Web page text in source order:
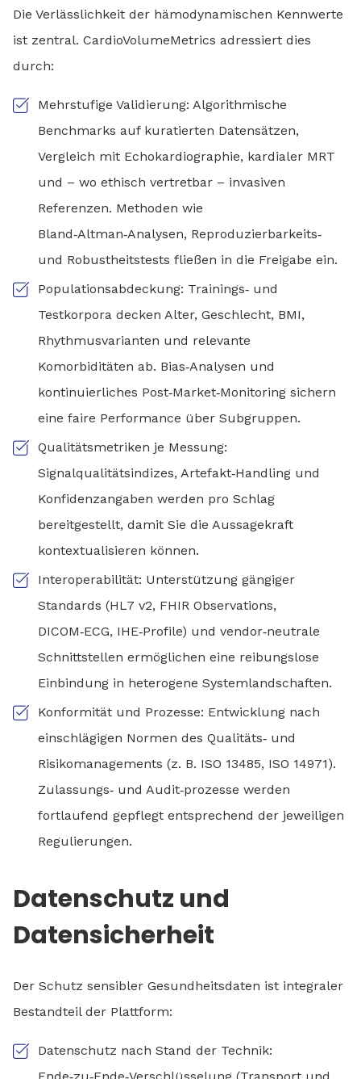
Die Verlässlichkeit der hämodynamischen Kennwerte
ist zentral. CardioVolumeMetrics adressiert dies
durch:
Mehrstufige Validierung: Algorithmische
Benchmarks auf kuratierten Datensätzen,
Vergleich mit Echokardiographie, kardialer MRT
und – wo ethisch vertretbar – invasiven
Referenzen. Methoden wie
Bland‑Altman‑Analysen, Reproduzierbarkeits‑
und Robustheitstests fließen in die Freigabe ein.
Populationsabdeckung: Trainings‑ und
Testkorpora decken Alter, Geschlecht, BMI,
Rhythmusvarianten und relevante
Komorbiditäten ab. Bias‑Analysen und
kontinuierliches Post‑Market‑Monitoring sichern
eine faire Performance über Subgruppen.
Qualitätsmetriken je Messung:
Signalqualitätsindizes, Artefakt‑Handling und
Konfidenzangaben werden pro Schlag
bereitgestellt, damit Sie die Aussagekraft
kontextualisieren können.
Interoperabilität: Unterstützung gängiger
Standards (HL7 v2, FHIR Observations,
DICOM‑ECG, IHE‑Profile) und vendor‑neutrale
Schnittstellen ermöglichen eine reibungslose
Einbindung in heterogene Systemlandschaften.
Konformität und Prozesse: Entwicklung nach
einschlägigen Normen des Qualitäts‑ und
Risikomanagements (z. B. ISO 13485, ISO 14971).
Zulassungs‑ und Audit‑prozesse werden
fortlaufend gepflegt entsprechend der jeweiligen
Regulierungen.
Datenschutz und
Datensicherheit
Der Schutz sensibler Gesundheitsdaten ist integraler
Bestandteil der Plattform:
Datenschutz nach Stand der Technik: